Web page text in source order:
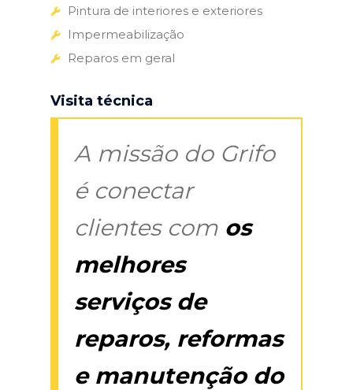
Pintura de interiores e exteriores
Impermeabilização
Reparos em geral
Visita técnica
A missão do Grifo
é conectar
clientes com os
melhores
serviços de
reparos, reformas
e manutenção do